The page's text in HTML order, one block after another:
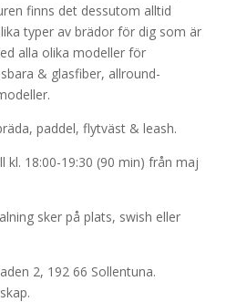
finns det dessutom alltid
typer av brädor för dig som är
alla olika modeller för
& glasfiber, allround-
paddel, flytväst & leash.
kl. 18:00-19:30 (90 min) från maj
sker på plats, swish eller
2, 192 66 Sollentuna.